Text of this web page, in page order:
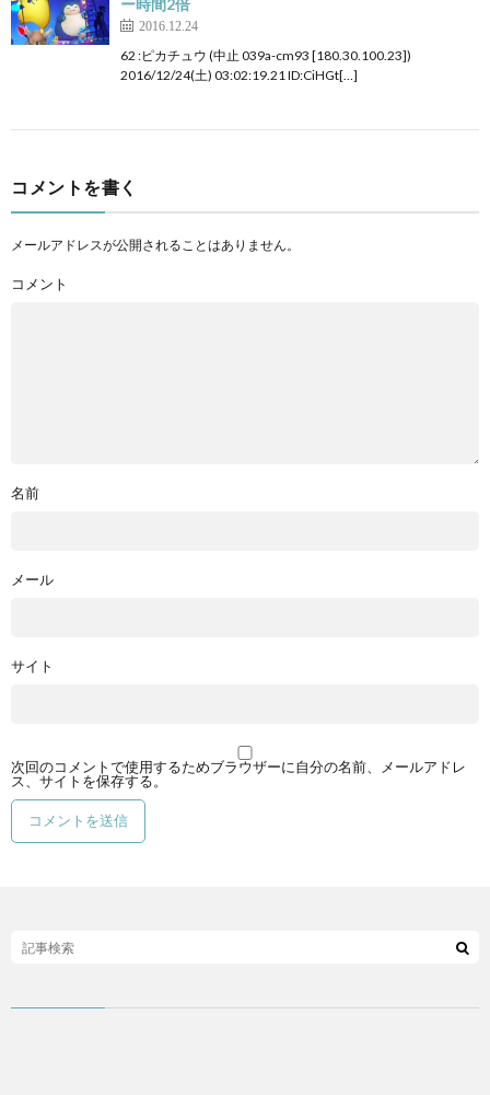
ー時間2倍
2016.12.24
62 :ピカチュウ (中止 039a-cm93 [180.30.100.23])
2016/12/24(土) 03:02:19.21 ID:CiHGt[…]
コメントを書く
メールアドレスが公開されることはありません。
コメント
名前
メール
サイト
次回のコメントで使用するためブラウザーに自分の名前、メールアドレ
ス、サイトを保存する。